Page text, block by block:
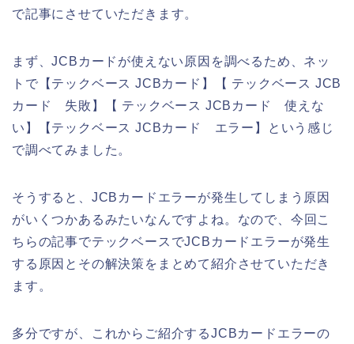
で記事にさせていただきます。
まず、JCBカードが使えない原因を調べるため、ネッ
トで【テックベース JCBカード】【 テックベース JCB
カード 失敗】【 テックベース JCBカード 使えな
い】【テックベース JCBカード エラー】という感じ
で調べてみました。
そうすると、JCBカードエラーが発生してしまう原因
がいくつかあるみたいなんですよね。なので、今回こ
ちらの記事でテックベースでJCBカードエラーが発生
する原因とその解決策をまとめて紹介させていただき
ます。
多分ですが、これからご紹介するJCBカードエラーの